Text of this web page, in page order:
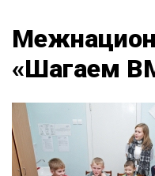
«Шагаем